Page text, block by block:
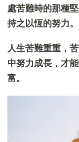
處苦難時的那種
持之以恆的努力。
人生苦難重重，
中努力成長，才
富。